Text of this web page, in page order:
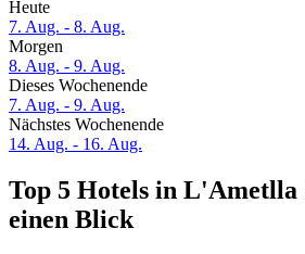
Heute
7. Aug. - 8. Aug.
Morgen
8. Aug. - 9. Aug.
Dieses Wochenende
7. Aug. - 9. Aug.
Nächstes Wochenende
14. Aug. - 16. Aug.
Top 5 Hotels in L'Ametlla
einen Blick